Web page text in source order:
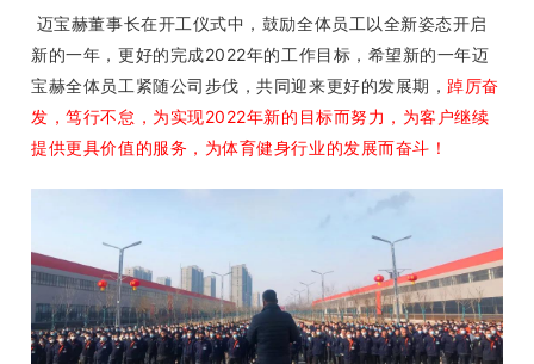
迈宝赫董事长在开工仪式中，鼓励全体员工以全新姿态开启
新的一年，更好的完成2022年的工作目标，希望新的一年迈
宝赫全体员工紧随公司步伐，共同迎来更好的发展期， 踔厉奋
发，笃行不怠，为实现2022年新的目标而努力，为客户继续
提供更具价值的服务，为体育健身行业的发展而奋斗！